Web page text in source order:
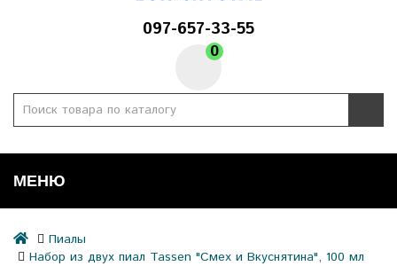
097-657-33-55
0
МЕНЮ
Пиалы
Набор из двух пиал Tassen "Смех и Вкуснятина", 100 мл